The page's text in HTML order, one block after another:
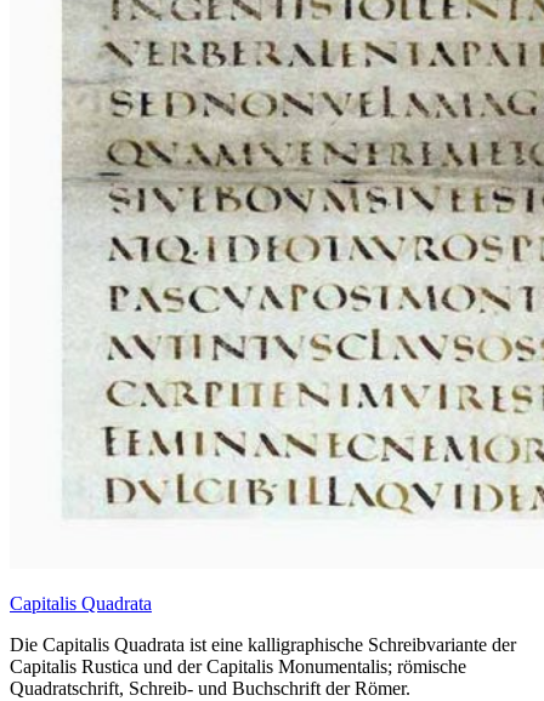
Capitalis Quadrata
Die Capitalis Quadrata ist eine kalligraphische Schreibvariante der
Capitalis Rustica und der Capitalis Monumentalis; römische
Quadratschrift, Schreib- und Buchschrift der Römer.